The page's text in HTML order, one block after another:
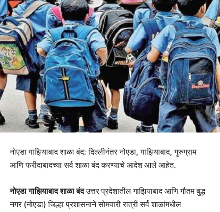
नोएडा गाझियाबाद शाळा बंद: दिल्लीनंतर नोएडा, गाझियाबाद, गुरुग्राम
आणि फरीदाबादच्या सर्व शाळा बंद करण्याचे आदेश आले आहेत.
नोएडा गाझियाबाद शाळा बंदउत्तर प्रदेशातील गाझियाबाद आणि गौतम बुद्ध
नगर (नोएडा) जिल्हा प्रशासनाने सोमवारी रात्री सर्व शाळांमधील